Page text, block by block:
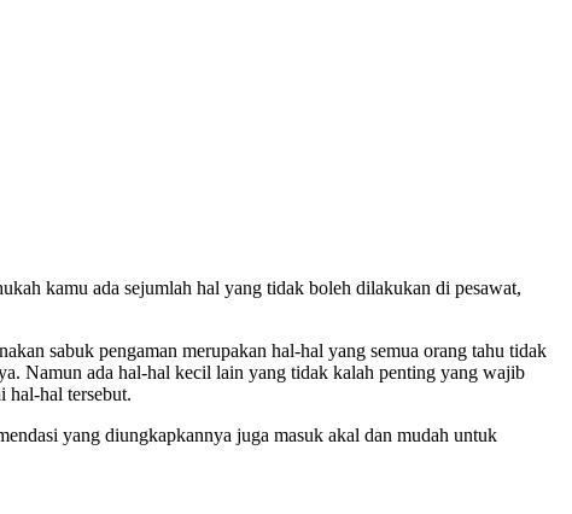
kamu ada sejumlah hal yang tidak boleh dilakukan di pesawat,
sabuk pengaman merupakan hal-hal yang semua orang tahu tidak
Namun ada hal-hal kecil lain yang tidak kalah penting yang wajib
hal tersebut.
yang diungkapkannya juga masuk akal dan mudah untuk